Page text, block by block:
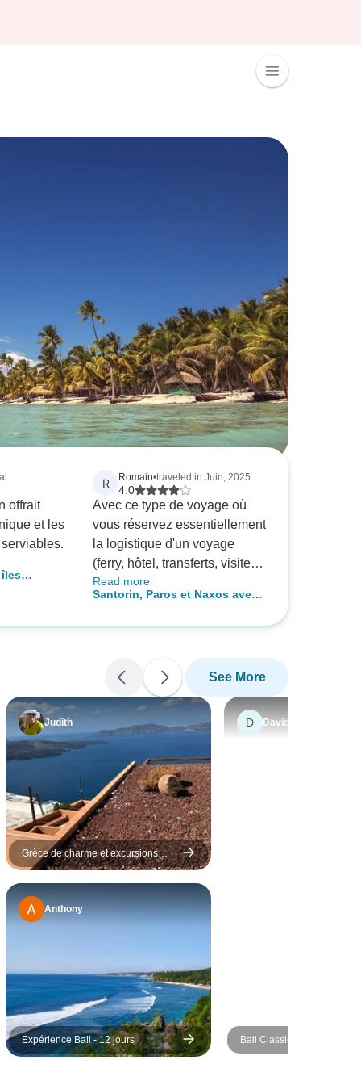
offrait
et les
R Romain•traveled in Juin, 2025
4.0
Avec ce type de voyage où
vous réservez essentiellement
la logistique d'un voyage
(ferry, hôtel, transferts, visite)
et minimisez le stress pendant
votre voyage, vous vous
rapport au prix "réel". Mais
vous vous attendez
également en retour à une
certaine qualité de service et
de sélection des visites
guidées et des hôtels. Visites
guidées : La première à Paros
était tout à fait exceptionnelle
(comme le montre son prix
réel après avoir regardé en
ligne, environ 180 euros par
personne). La deuxième sur
Naxos était très décevante en
ce qui concerne la qualité du
tour en bus surpeuplé où vous
suivez un groupe après l'autre
à chaque endroit et que vous
pouviez réserver vous-même
facilement à l'arrivée et qui
Read more
Santorin, Paros et Naxos avec
See More
Judith
Grèce de charme et excursions
dans les îles - 10 jours
Anthony
Expérience Bali - 12 jours
D David
Bali Classic 12 jours - One
Adventures